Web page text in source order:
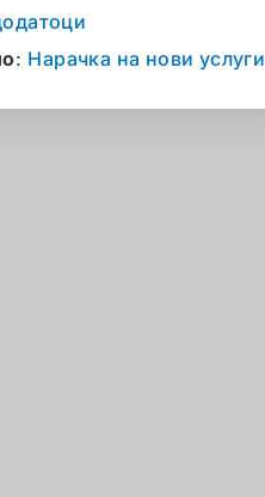
: Нарачка на нови услуги